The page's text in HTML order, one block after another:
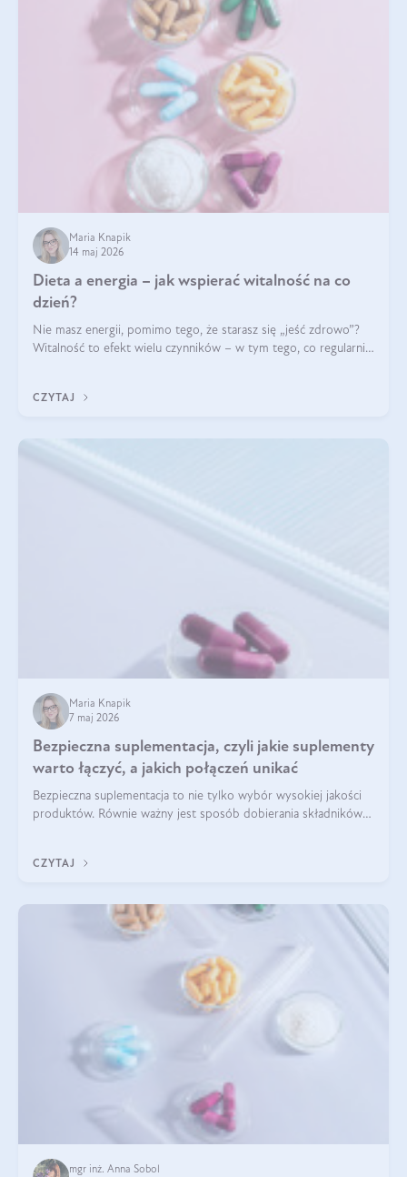
Maria Knapik
14 maj 2026
Dieta a energia – jak wspierać witalność na co
dzień?
Nie masz energii, pomimo tego, że starasz się „jeść zdrowo”?
Witalność to efekt wielu czynników – w tym tego, co regularnie
CZYTAJ
Maria Knapik
7 maj 2026
Bezpieczna suplementacja, czyli jakie suplementy
warto łączyć, a jakich połączeń unikać
Bezpieczna suplementacja to nie tylko wybór wysokiej jakości
produktów. Równie ważny jest sposób dobierania składników
CZYTAJ
mgr inż. Anna Sobol